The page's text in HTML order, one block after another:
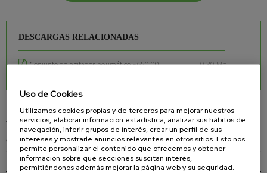
DESCARGAS RELACIONADAS
Conjunto de agitador neumático E650 00 0.30 Mb.
AGITADORES NEUMÁTICOS
CONJUNTO AGITADORES Y TRANSVASE
CONJUNTO DE AGITADOR NEUMÁTICO E650 00
Uso de Cookies
Utilizamos cookies propias y de terceros para mejorar nuestros
servicios, elaborar información estadística, analizar sus hábitos de
navegación, inferir grupos de interés, crear un perfil de sus
intereses y mostrarle anuncios relevantes en otros sitios. Esto nos
permite personalizar el contenido que ofrecemos y obtener
información sobre qué secciones suscitan interés,
permitiéndonos además mejorar la página web y su seguridad.